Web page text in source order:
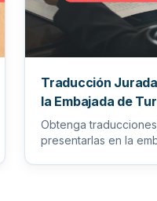
Traducción
la Embajada de
Obtenga
presentarlas en la